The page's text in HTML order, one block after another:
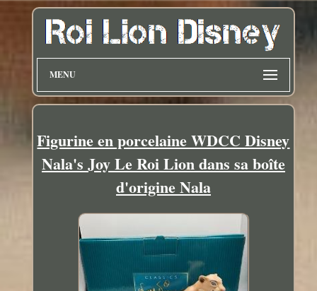
MENU
Figurine en porcelaine WDCC Disney
Nala's Joy Le Roi Lion dans sa boîte
d'origine Nala